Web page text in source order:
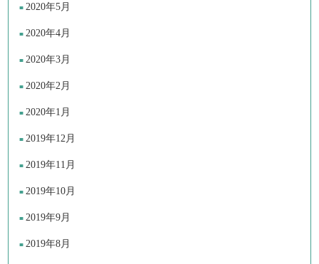
2020年5月
2020年4月
2020年3月
2020年2月
2020年1月
2019年12月
2019年11月
2019年10月
2019年9月
2019年8月